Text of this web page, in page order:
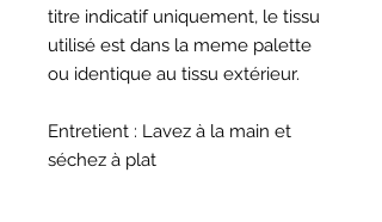
titre indicatif uniquement, le tissu
utilisé est dans la meme palette
ou identique au tissu extérieur.
Entretient : Lavez à la main et
séchez à plat